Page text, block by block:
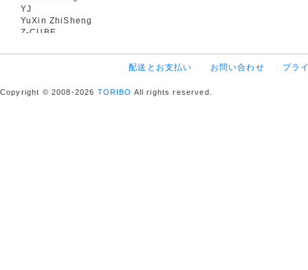
YJ
YuXin ZhiSheng
Z-CUBE
配送とお支払い お問い合わせ プラ
Copyright © 2008-2026 TORIBO All rights reserved.